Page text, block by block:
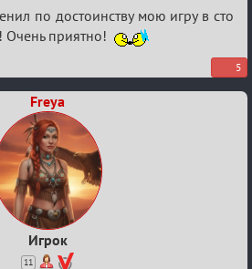
по достоинству мою игру в сто
Очень приятно!
5
Freya
Игрок
11